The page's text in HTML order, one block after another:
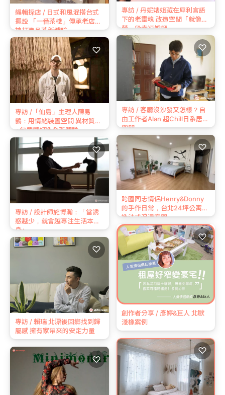
編輯探店 / 日式和風混搭台式
擺設 「一番茶棧」傳承老店精
神打造品茶新體驗
專訪 /「仙島」主理人陳易
鶴：用情緒裝置空間 異材質
+包覆感打造全新體驗
♡
專訪 / 丹妮婊姐藏在犀利言語
下的老靈魂 改造空間「就像經
營一段幸福婚姻」
專訪 / 設計師施博瀚：「當誘
惑越少，就會越專注生活本
身」
♡
專訪 / 客廳沒沙發又怎樣？自
由工作者Alan 超Chill日系居家
空間
♡
專訪 / 賴瑞 北漂後回鄉找到歸
屬感 擁有家帶來的安定力量
♡
跨國同志情侶Henry&Donny
的手作日常，台北24坪公寓打
造法式浪漫空間
♡
♡
創作者分享 / 彥婷&巨人 北歐
淺橡案例
♡
♡